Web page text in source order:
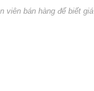
viên bán hàng để biết giá